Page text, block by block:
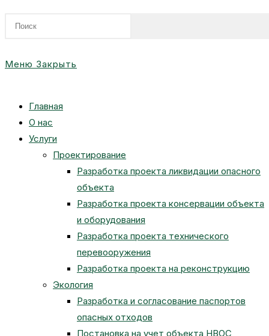
Меню Закрыть
Главная
О нас
Услуги
Проектирование
Разработка проекта ликвидации опасного
объекта
Разработка проекта консервации объекта
и оборудования
Разработка проекта технического
перевооружения
Разработка проекта на реконструкцию
Экология
Разработка и согласование паспортов
опасных отходов
Постановка на учет объекта НВОС